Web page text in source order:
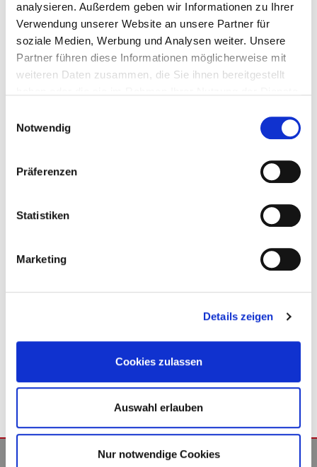
analysieren. Außerdem geben wir Informationen zu Ihrer
Verwendung unserer Website an unsere Partner für
soziale Medien, Werbung und Analysen weiter. Unsere
Partner führen diese Informationen möglicherweise mit
weiteren Daten zusammen, die Sie ihnen bereitgestellt
Notwendig
Präferenzen
Statistiken
Marketing
Details zeigen
Cookies zulassen
Auswahl erlauben
Nur notwendige Cookies
BITTE WÄHLEN SIE EINE
KUNDENGRUPPE AUS:
Kundengruppe, damit wir passende
BEREITS REGISTRIERTER KUNDE
60
AUSSENDURCHMESSER
mm
INNENDURCHMESSER
mm
ANZAHL LÖCHER DURCHMESSER LOCHKREIS
Stk.
ERGÄNZENDE ANGABEN
PREIS BERECHNEN